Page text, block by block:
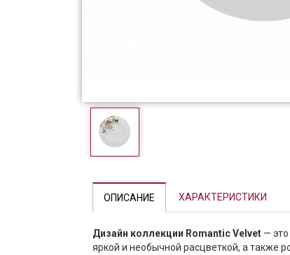
ОПИСАНИЕ ХАРАКТЕРИСТИКИ
Дизайн коллекции Romantic Velvet —
яркой и необычной расцветкой, а также